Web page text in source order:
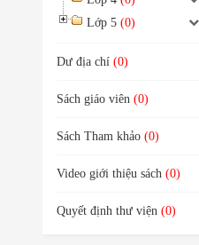
Lớp 5 (0)
Dư địa chí (0)
Sách giáo viên (0)
Sách Tham khảo (0)
Video giới thiệu sách (0)
Quyết định thư viện (0)